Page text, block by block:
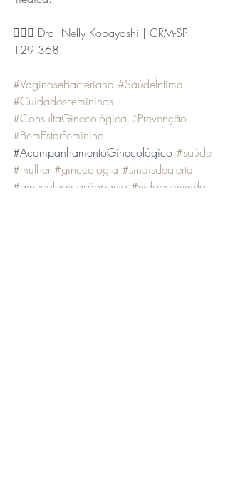
👩🏻‍⚕️ Dra. Nelly Kobayashi | CRM-SP
129.368⠀
#VaginoseBacteriana #SaúdeÍntima
#CuidadosFemininos
#ConsultaGinecológica #Prevenção
#BemEstarFeminino
#AcompanhamentoGinecológico #saúde
#mulher #ginecologia #sinaisdealerta
#ginecologistasãopaulo #vidabemvinda